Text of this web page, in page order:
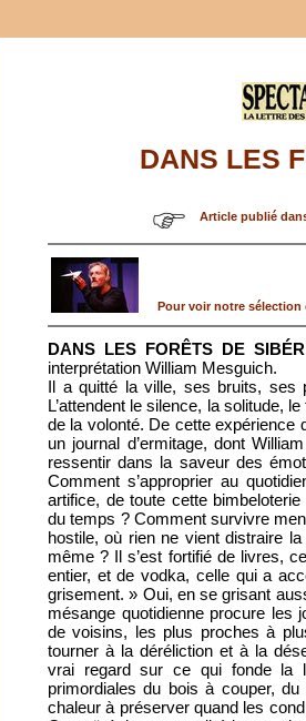
DANS LES
Article publié
Pour voir notre sélection
DANS LES FORÊTS DE
interprétation William Mesguich.
Il a quitté la ville, ses bruits, ses
L’attendent le silence, la solitude,
de la volonté. De cette expérience
un journal d’ermitage, dont
ressentir dans la saveur des
Comment s’approprier au
artifice, de toute cette
du temps ? Comment survivre
hostile, où rien ne vient distraire
même ? Il s’est fortifié de livres,
entier, et de vodka, celle qui a
grisement. » Oui, en se grisant
mésange quotidienne procure les
de voisins, les plus proches à
tourner à la déréliction et à la
vrai regard sur ce qui fonde la
primordiales du bois à couper,
chaleur à préserver quand les